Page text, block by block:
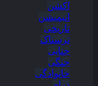
اکشن
انیمیشن
تاریخی
ترسناک
جنایی
جنگی
خانوادگی